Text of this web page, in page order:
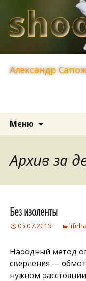
Александр
Меню
Архив за
Без изоленты
05.07.2015
Народный метод
сверления —
нужном